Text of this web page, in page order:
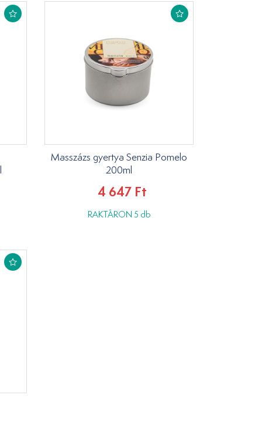
Masszázs gyertya Senzia Pomelo
200ml
4 647 Ft
RAKTÁRON 5 db